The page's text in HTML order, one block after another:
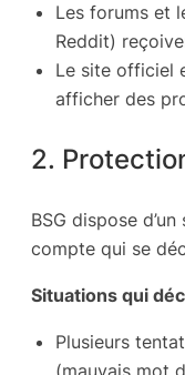
Les forums et
Reddit)
Le site officiel
afficher des
2.
BSG dispose
compte qui se
Situations qui
Plusieurs